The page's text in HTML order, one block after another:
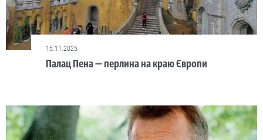
15.11.2025
Палац Пена — перлина на краю Європи